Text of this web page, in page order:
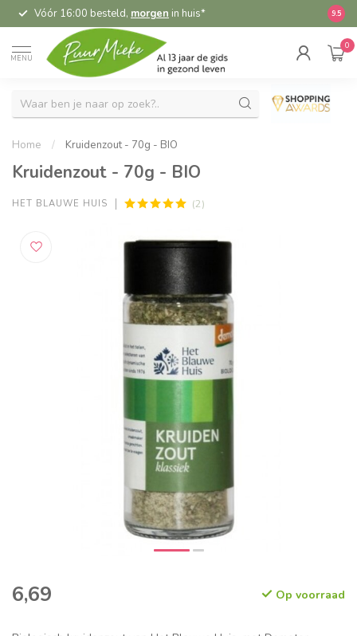
Vóór 16:00 besteld, morgen in huis* 9.5
MENU
0
Home / Kruidenzout - 70g - BIO
Kruidenzout - 70g - BIO
HET BLAUWE HUIS (2)
6,69 Op voorraad